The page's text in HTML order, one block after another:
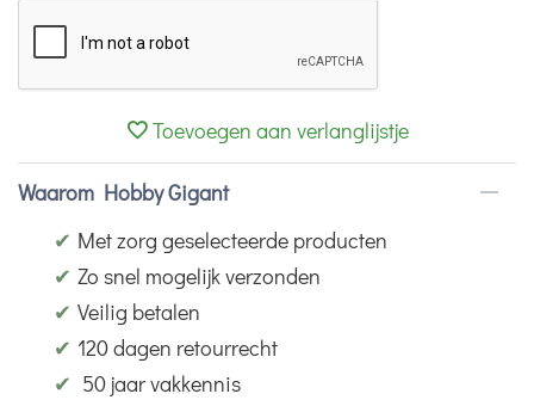
Toevoegen aan verlanglijstje
Waarom Hobby Gigant
✔ Met zorg geselecteerde producten
✔ Zo snel mogelijk verzonden
✔ Veilig betalen
✔ 120 dagen retourrecht
✔ 50 jaar vakkennis